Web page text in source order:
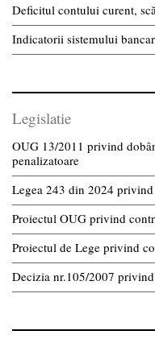
Deficitul contului curent,
Indicatorii sistemului
Legislatie
OUG 13/2011 privind
penalizatoare
Legea 243 din 2024
Proiectul OUG privind
Proiectul de Lege privind
Decizia nr.105/2007